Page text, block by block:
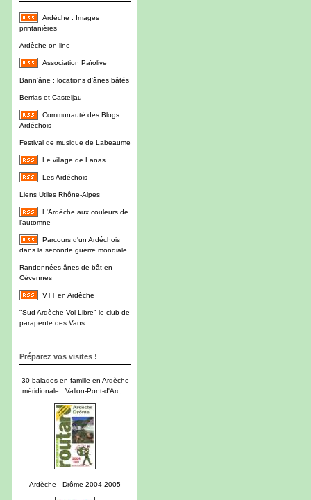
Ardèche : Images
printanières
Ardèche on-line
Association Païolive
Bann'âne : locations d'ânes bâtés
Berrias et Casteljau
Communauté des Blogs
Ardéchois
Festival de musique de Labeaume
Le village de Lanas
Les Ardéchois
Liens Utiles Rhône-Alpes
L'Ardèche aux couleurs de
l'automne
Parcours d'un Ardéchois
dans la seconde guerre mondiale
Randonnées ânes de bât en
Cévennes
VTT en Ardèche
"Sud Ardèche Vol Libre" le club de
parapente des Vans
Préparez vos visites !
30 balades en famille en Ardèche
méridionale : Vallon-Pont-d'Arc,...
Ardèche - Drôme 2004-2005